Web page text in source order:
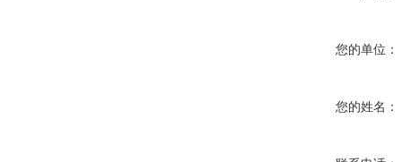
您的单位：
您的姓名：